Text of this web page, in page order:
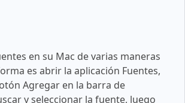
en su Mac de varias maneras
es abrir la aplicación Fuentes,
Agregar en la barra de
y seleccionar la fuente, luego